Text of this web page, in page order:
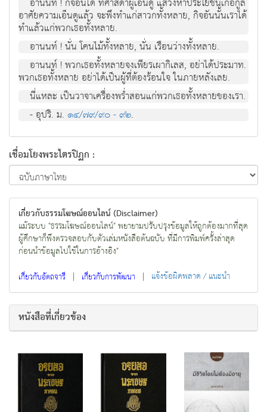
อาศัยความเอ็นดูแล้ว จะพึงทำแก่สาวกทั้งหลาย, กิจอันนั้นเราได้
ทำแล้วแก่พวกเธอทั้งหลาย.
อานนท์ ! นั่น โคนไม้ทั้งหลาย, นั่น เรือนว่างทั้งหลาย.
อานนท์ ! พวกเธอทั้งหลายจงเพียรเผากิเลส, อย่าได้ประมาท.
พวกเธอทั้งหลาย อย่าได้เป็นผู้ที่ต้องร้อนใจ ในภายหลังเลย.
นี่แหละ เป็นวาจาเครื่องพร่ำสอนแก่พวกเธอทั้งหลายของเรา.
- อุปริ. ม.๑๔/๗๙/๙๐ - ๙๒.
เชื่อมโยงพระไตรปิฏก :
เกี่ยวกับธรรมโฆษณ์ออนไลน์ (Disclaimer)
แม้ระบบ "ธรรมโฆษณ์ออนไลน์" พยายามปรับปรุงข้อมูลให้ถูกต้องมากที่สุด
ผู้ศึกษาก็พึงตรวจสอบกับตัวเล่มหนังสือต้นฉบับ ที่มีการพิมพ์ครั้งล่าสุด
ก่อนนำข้อมูลไปใช้ในการอ้างอิง"
เกี่ยวกับอัตถจารี | เกี่ยวกับการพัฒนา | แจ้งข้อผิดพลาด / แนะนำ
หนังสือที่เกี่ยวข้อง